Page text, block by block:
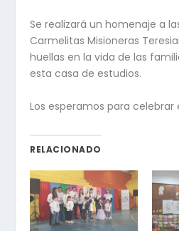
Se realizará un homenaje a
Carmelitas Misioneras
huellas en la vida de las
esta casa de estudios.
Los esperamos para celebrar
RELACIONADO